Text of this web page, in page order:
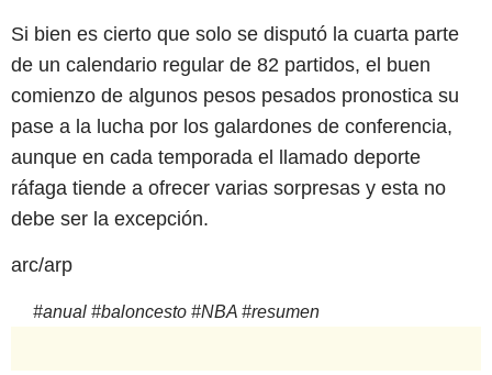
Si bien es cierto que solo se disputó la cuarta parte
de un calendario regular de 82 partidos, el buen
comienzo de algunos pesos pesados pronostica su
pase a la lucha por los galardones de conferencia,
aunque en cada temporada el llamado deporte
ráfaga tiende a ofrecer varias sorpresas y esta no
debe ser la excepción.
arc/arp
#anual #baloncesto #NBA #resumen